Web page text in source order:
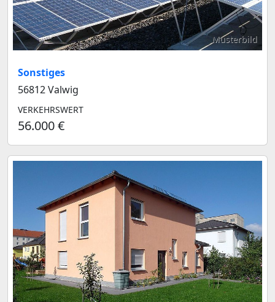
Musterbild
Sonstiges
56812 Valwig
VERKEHRSWERT
56.000 €